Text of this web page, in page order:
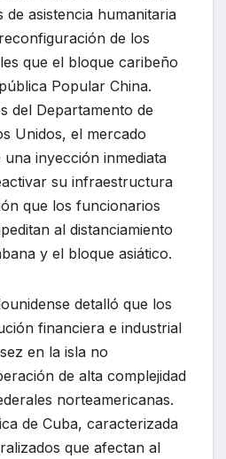
asistencia humanitaria
de los
que el bloque caribeño
Popular China.
del Departamento de
Unidos, el mercado
inyección inmediata
su infraestructura
que los funcionarios
al distanciamiento
y el bloque asiático.
detalló que los
financiera e industrial
en la isla no
de alta complejidad
norteamericanas.
de Cuba, caracterizada
que afectan al